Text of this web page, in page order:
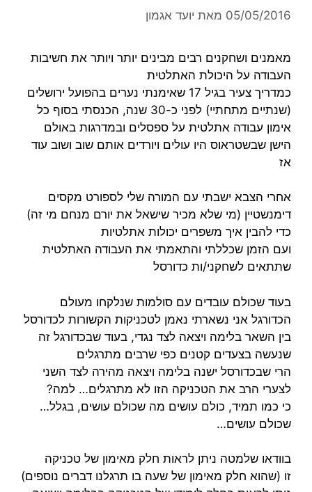
05/05/2016 מאת יועד אגמון
מאמנים ושחקנים רבים מבינים יותר ויותר את חשיבות
העבודה על היכולת האתלטית
כמדריך צעיר בגיל 17 שאימנתי נערים בהפועל ירושלים
(שנתיים מתחתיי) לפני כ-30 שנה, הכנסתי בסוף כל
אימון עבודה אתלטית על ספסלים ובמדרגות באולם
הישן שבשטראוס היו עולים ויורדים אותם שוב ושוב עוד
אז
אחרי הצבא ישבתי עם המורה שלי לספורט מקסים
דימנשטיין (מי שלא מכיר שישאל את יורם מנחם מי זה)
כדי להבין איך משפרים יכולות אתלטיות
ועם הזמן שכללתי והתאמתי את העבודה האתלטית
שתתאים לשחקני/ות כדורסל
בעוד שכולם עובדים עם סולמות שנלקחו מעולם
הכדורגל אני נשארתי נאמן לטכניקות הקשורות לכדורסל
בין השאר בלימה ויצאה לצד נגדי, בעוד שבכדורגל זה
שנעשה בצעדים קטנים כפי שרבים מתרגלים
הרי שבכדורסל ישנה בלימה ויצאה מהירה לצד השני
לצערי הרב את הטכניקה הזו לא מתרגלים… למה?
כי כמו תמיד, כולם עושים מה שכולם עושים, בגלל…
שכולם עושים…
בוודאו שלמטה ניתן לראות חלק מאימון של טכניקה
זו (שהוא חלק מאימון של שעה בו תרגלנו דברים נוספים)